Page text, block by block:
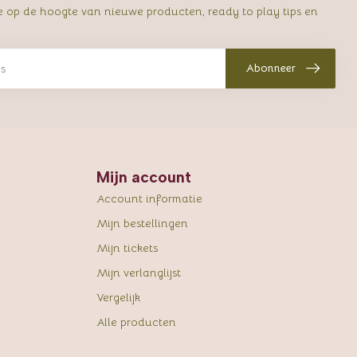
op de hoogte van nieuwe producten, ready to play tips en
Abonneer
Mijn account
Account informatie
Mijn bestellingen
Mijn tickets
Mijn verlanglijst
Vergelijk
Alle producten